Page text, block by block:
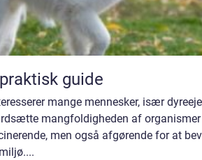
guide
mange mennesker, især
mangfoldigheden af
men også afgørende for at